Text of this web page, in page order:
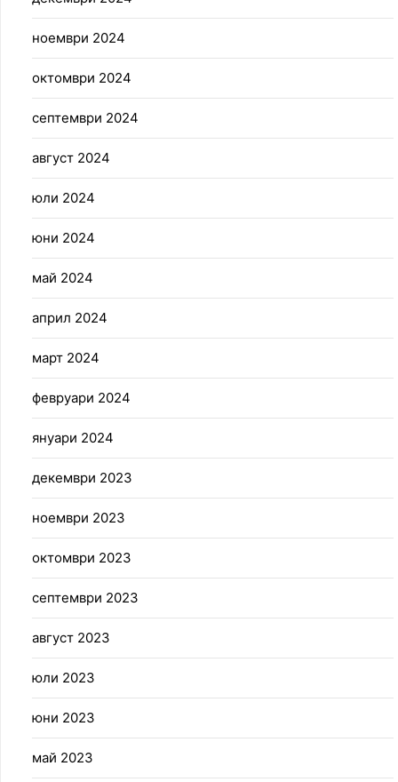
ноември 2024
октомври 2024
септември 2024
август 2024
юли 2024
юни 2024
май 2024
април 2024
март 2024
февруари 2024
януари 2024
декември 2023
ноември 2023
октомври 2023
септември 2023
август 2023
юли 2023
юни 2023
май 2023